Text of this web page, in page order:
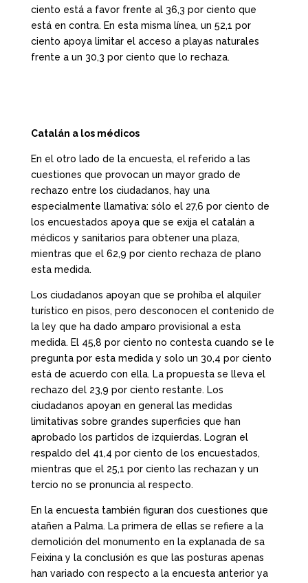
ciento está a favor frente al 36,3 por ciento que
está en contra. En esta misma línea, un 52,1 por
ciento apoya limitar el acceso a playas naturales
frente a un 30,3 por ciento que lo rechaza.
Catalán a los médicos
En el otro lado de la encuesta, el referido a las
cuestiones que provocan un mayor grado de
rechazo entre los ciudadanos, hay una
especialmente llamativa: sólo el 27,6 por ciento de
los encuestados apoya que se exija el catalán a
médicos y sanitarios para obtener una plaza,
mientras que el 62,9 por ciento rechaza de plano
esta medida.
Los ciudadanos apoyan que se prohíba el alquiler
turístico en pisos, pero desconocen el contenido de
la ley que ha dado amparo provisional a esta
medida. El 45,8 por ciento no contesta cuando se le
pregunta por esta medida y solo un 30,4 por ciento
está de acuerdo con ella. La propuesta se lleva el
rechazo del 23,9 por ciento restante. Los
ciudadanos apoyan en general las medidas
limitativas sobre grandes superficies que han
aprobado los partidos de izquierdas. Logran el
respaldo del 41,4 por ciento de los encuestados,
mientras que el 25,1 por ciento las rechazan y un
tercio no se pronuncia al respecto.
En la encuesta también figuran dos cuestiones que
atañen a Palma. La primera de ellas se refiere a la
demolición del monumento en la explanada de sa
Feixina y la conclusión es que las posturas apenas
han variado con respecto a la encuesta anterior ya